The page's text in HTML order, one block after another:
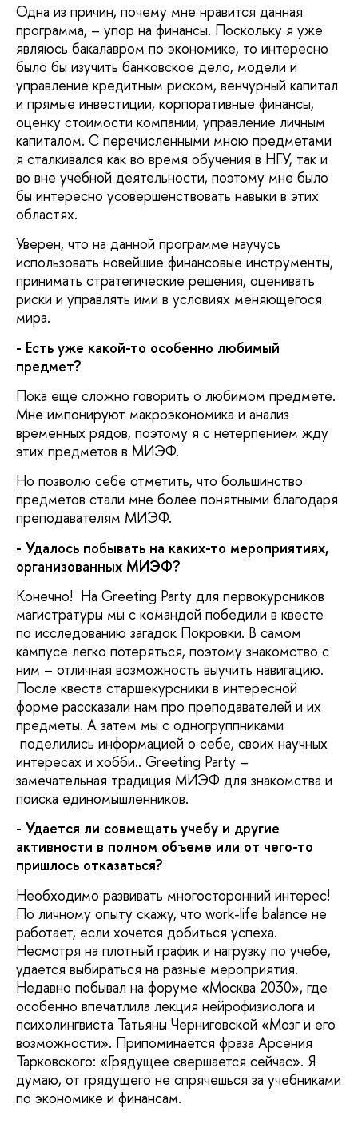
Одна из причин, почему мне нравится данная
программа, – упор на финансы. Поскольку я уже
являюсь бакалавром по экономике, то интересно
было бы изучить банковское дело, модели и
управление кредитным риском, венчурный капитал
и прямые инвестиции, корпоративные финансы,
оценку стоимости компании, управление личным
капиталом. С перечисленными мною предметами
я сталкивался как во время обучения в НГУ, так и
во вне учебной деятельности, поэтому мне было
бы интересно усовершенствовать навыки в этих
областях.
Уверен, что на данной программе научусь
использовать новейшие финансовые инструменты,
принимать стратегические решения, оценивать
риски и управлять ими в условиях меняющегося
мира.
- Есть уже какой-то особенно любимый
предмет?
Пока еще сложно говорить о любимом предмете.
Мне импонируют макроэкономика и анализ
временных рядов, поэтому я с нетерпением жду
этих предметов в МИЭФ.
Но позволю себе отметить, что большинство
предметов стали мне более понятными благодаря
преподавателям МИЭФ.
- Удалось побывать на каких-то мероприятиях,
организованных МИЭФ?
Конечно! На Greeting Party для первокурсников
магистратуры мы с командой победили в квесте
по исследованию загадок Покровки. В самом
кампусе легко потеряться, поэтому знакомство с
ним – отличная возможность выучить навигацию.
После квеста старшекурсники в интересной
форме рассказали нам про преподавателей и их
предметы. А затем мы с одногруппниками
поделились информацией о себе, своих научных
интересах и хобби.. Greeting Party –
замечательная традиция МИЭФ для знакомства и
поиска единомышленников.
- Удается ли совмещать учебу и другие
активности в полном объеме или от чего-то
пришлось отказаться?
Необходимо развивать многосторонний интерес!
По личному опыту скажу, что work-life balance не
работает, если хочется добиться успеха.
Несмотря на плотный график и нагрузку по учебе,
удается выбираться на разные мероприятия.
Недавно побывал на форуме «Москва 2030», где
особенно впечатлила лекция нейрофизиолога и
психолингвиста Татьяны Черниговской «Мозг и его
возможности». Припоминается фраза Арсения
Тарковского: «Грядущее свершается сейчас». Я
думаю, от грядущего не спрячешься за учебниками
по экономике и финансам.